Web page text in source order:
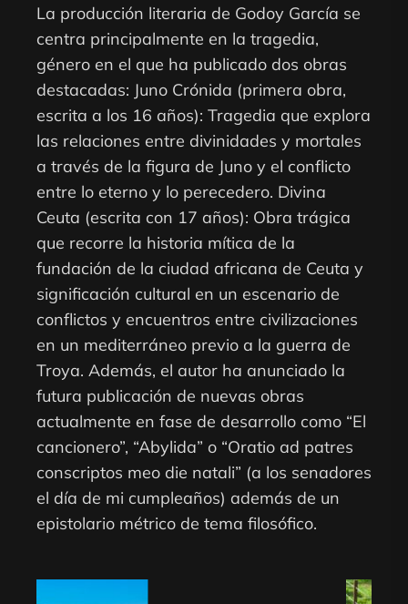
La producción literaria de Godoy García se
centra principalmente en la tragedia,
género en el que ha publicado dos obras
destacadas: Juno Crónida (primera obra,
escrita a los 16 años): Tragedia que explora
las relaciones entre divinidades y mortales
a través de la figura de Juno y el conflicto
entre lo eterno y lo perecedero. Divina
Ceuta (escrita con 17 años): Obra trágica
que recorre la historia mítica de la
fundación de la ciudad africana de Ceuta y
significación cultural en un escenario de
conflictos y encuentros entre civilizaciones
en un mediterráneo previo a la guerra de
Troya. Además, el autor ha anunciado la
futura publicación de nuevas obras
actualmente en fase de desarrollo como “El
cancionero”, “Abylida” o “Oratio ad patres
conscriptos meo die natali” (a los senadores
el día de mi cumpleaños) además de un
epistolario métrico de tema filosófico.